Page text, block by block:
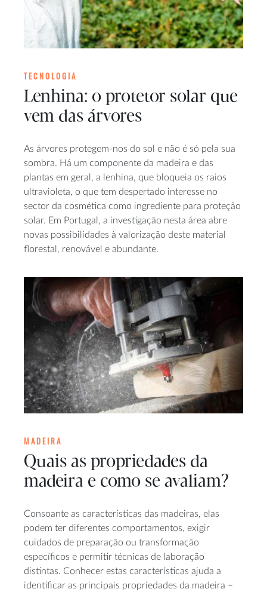
TECNOLOGIA
Lenhina: o protetor solar que
vem das árvores
As árvores protegem-nos do sol e não é só pela sua
sombra. Há um componente da madeira e das
plantas em geral, a lenhina, que bloqueia os raios
ultravioleta, o que tem despertado interesse no
sector da cosmética como ingrediente para proteção
solar. Em Portugal, a investigação nesta área abre
novas possibilidades à valorização deste material
florestal, renovável e abundante.
MADEIRA
Quais as propriedades da
madeira e como se avaliam?
Consoante as características das madeiras, elas
podem ter diferentes comportamentos, exigir
cuidados de preparação ou transformação
específicos e permitir técnicas de laboração
distintas. Conhecer estas características ajuda a
identificar as principais propriedades da madeira –